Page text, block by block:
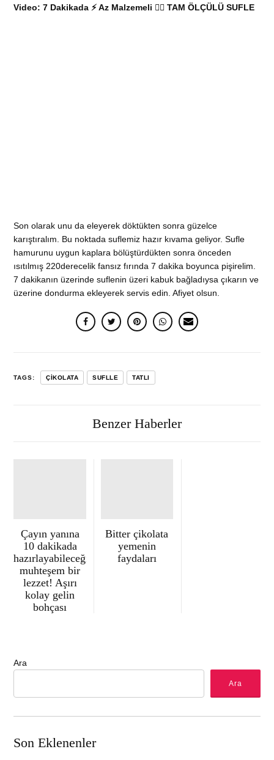
Video: 7 Dakikada ⚡ Az Malzemeli 👌🏻 TAM ÖLÇÜLÜ SUFLE
Son olarak unu da eleyerek döktükten sonra güzelce
karıştıralım. Bu noktada suflemiz hazır kıvama geliyor. Sufle
hamurunu uygun kaplara bölüştürdükten sonra önceden
ısıtılmış 220derecelik fansız fırında 7 dakika boyunca pişirelim.
7 dakikanın üzerinde suflenin üzeri kabuk bağladıysa çıkarın ve
üzerine dondurma ekleyerek servis edin. Afiyet olsun.
TAGS: ÇIKOLATA SUFLLE TATLI
Benzer Haberler
Çayın yanına
10 dakikada
hazırlayabileceğiniz
muhteşem bir
lezzet! Aşırı
kolay gelin
bohçası
Bitter çikolata
yemenin
faydaları
Ara
Ara
Son Eklenenler